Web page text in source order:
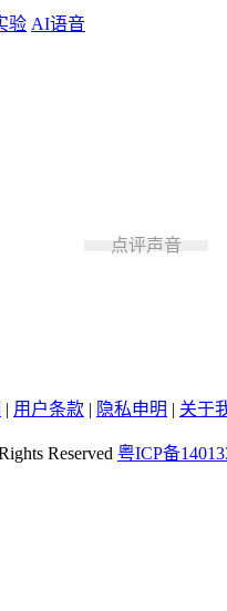
验 AI语音
点评声音
| 用户条款 | 隐私申明 | 关于
Reserved 粤ICP备